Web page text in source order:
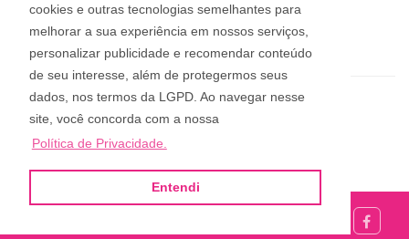
cookies e outras tecnologias semelhantes para
melhorar a sua experiência em nossos serviços,
personalizar publicidade e recomendar conteúdo
de seu interesse, além de protegermos seus
dados, nos termos da LGPD. Ao navegar nesse
site, você concorda com a nossa
Política de Privacidade.
Entendi
zuleicapinheira@hotmail.com
dan_pucci@hotmail.com
Zuleica Imóveis
Rua Aderbal Ramos da Silva, 68, Pinheira
Palhoça - Santa Catarina